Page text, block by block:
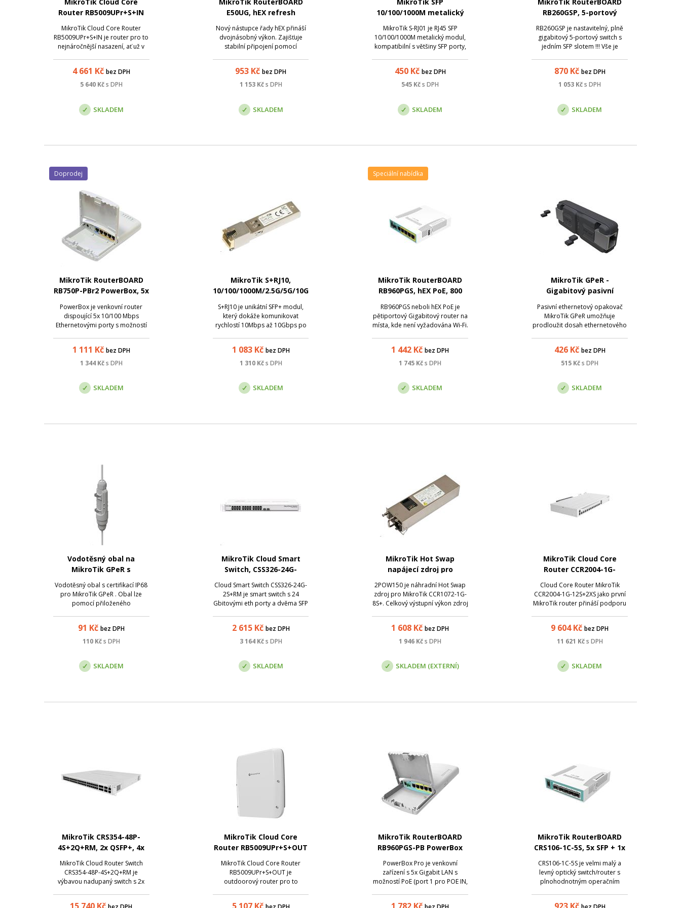
Router RB5009UPr+S+IN
MikroTik Cloud Core Router
RB5009UPr+S+IN je router pro to
nejnáročnější nasazení, ať už v
pro testování v klidu laboratoře.
Navíc i s PoE-in a PoE-out na
4 661 Kč bez DPH
5 640Kčs DPH
SKLADEM
E50UG, hEX refresh
Nový nástupce řady hEX přináší
dvojnásobný výkon. Zajišťuje
stabilní připojení pomocí
ARM 64bit 950 MHz. Disponuje 5x
gigabit ethernet porty a USB
953 Kč bez DPH
1 153Kč s DPH
SKLADEM
10/100/1000M metalický
modul S-RJ01, RJ-45, 100m,
1.25Gbps
MikroTik S-RJ01 je RJ45 SFP
10/100/1000M metalický modul,
kompatibilní s většiny SFP porty,
Název; Hodnota; Rychlost:
1Gbps; Výstup: Metalický; Typ
450Kč bez DPH
545 Kčs DPH
SKLADEM
RB260GSP, 5-portový
gigabit switch, SFP port,
PoE
RB260GSP je nastavitelný, plně
gigabitový 5-portový switch s
jedním SFP slotem !!! Vše je
speciálně navržený operační
systém pro rychlé přepínání a
870Kč bez DPH
1 053 Kčs DPH
SKLADEM
MikroTik RouterBOARD
RB750P-PBr2 PowerBox, 5x
Outdoor, ROS L4,
PowerBox je venkovní router
dispoující 5x 10/100 Mbps
Ethernetovými porty s možností
napájení čtyř PoE zařízení
(maximální výstupní proud na
1 111 Kč bez DPH
1 344Kčs DPH
Doprodej
SKLADEM
MikroTik S+RJ10,
10/100/1000M/2.5G/5G/10G
S+RJ10 je unikátní SFP+ modul,
který dokáže komunikovat
rychlostí 10Mbps až 10Gbps po
1Gbps link až na vzdálenosti
200m při instalaci mezi 2 stejné
1 083Kč bez DPH
1 310Kč s DPH
SKLADEM
MikroTik RouterBOARD
RB960PGS, hEX PoE, 800
GLAN, USB, L4, PSU
RB960PGS neboli hEX PoE je
pětiportový Gigabitový router na
místa, kde není vyžadována Wi-Fi.
optiky. Porty 2-5 označeny jako
POE Out mohou napájet další
1 442 Kč bez DPH
1 745 Kčs DPH
Speciální nabídka
SKLADEM
MikroTik GPeR -
Gigabitový pasivní
Pasivní ethernetový opakovač
MikroTik GPeR umožňuje
prodloužit dosah ethernetového
při zasíťování rozsáhlých a
členitých prostor nebo u
426Kč bez DPH
515 Kčs DPH
SKLADEM
Vodotěsný obal na
MikroTik GPeR s
Vodotěsný obal s certifikací IP68
pro MikroTik GPeR . Obal lze
pomocí přiloženého
proti prachu a ponoření do
vody. Pomocí tohoto obalu je
91 Kč bez DPH
110Kčs DPH
SKLADEM
MikroTik Cloud Smart
Switch, CSS326-24G-
Cloud Smart Switch CSS326-24G-
2S+RM je smart switch s 24
Gbitovými eth porty a dvěma SFP
SwOS. SwOS poskytuje základní
možnosti nastavení smart
2 615Kč bez DPH
3 164Kč s DPH
SKLADEM
MikroTik Hot Swap
napájecí zdroj pro
150W
2POW150 je náhradní Hot Swap
zdroj pro MikroTik CCR1072-1G-
8S+. Celkový výstupní výkon zdroj
1 608 Kč bez DPH
1 946 Kčs DPH
SKLADEM (EXTERNÍ)
MikroTik Cloud Core
Router CCR2004-1G-
Cloud Core Router MikroTik
CCR2004-1G-12S+2XS jako první
MikroTik router přináší podporu
pro jeden tunel až 3,4 Gbps !
Celkem je k dispozici 12x 10G
9 604Kč bez DPH
11 621 Kč s DPH
SKLADEM
MikroTik CRS354-48P-
4S+2Q+RM, 2x QSFP+, 4x
MikroTik Cloud Router Switch
CRS354-48P-4S+2Q+RM je
výbavou nadupaný switch s 2x
MikroTik Cloud Core
Router RB5009UPr+S+OUT
MikroTik Cloud Core Router
RB5009UPr+S+OUT je
outdoorový router pro to
MikroTik RouterBOARD
RB960PGS-PB PowerBox
Outdoor, nap. adaptér,
ROS L4, mont.set
PowerBox Pro je venkovní
zařízení s 5x Gigabit LAN s
možností PoE (port 1 pro POE IN,
MikroTik RouterBOARD
CRS106-1C-5S, 5x SFP + 1x
CRS106-1C-5S je velmi malý a
levný optický switch/router s
plnohodnotným operačním